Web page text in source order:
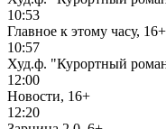
10:53
Главное к этому часу, 16+
10:57
Худ.ф. "Курортный
12:00
Новости, 16+
12:20